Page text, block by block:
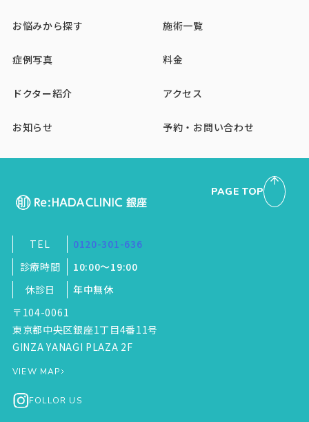
お悩みから探す 施術一覧
症例写真 料金
ドクター紹介 アクセス
お知らせ 予約・お問い合わせ
TEL
0120-301-636
診療時間
10:00～19:00
休診日
年中無休
〒104-0061
東京都中央区銀座1丁目4番11号
GINZA YANAGI PLAZA 2F
VIEW MAP
FOLLOR US
PAGE TOP